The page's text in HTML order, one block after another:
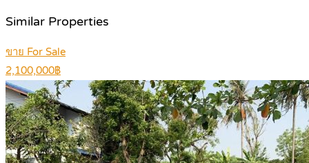
Similar Properties
ขาย For Sale
2,100,000฿